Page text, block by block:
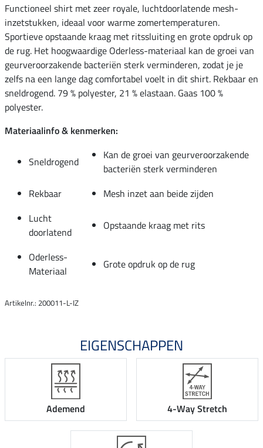
Functioneel shirt met zeer royale, luchtdoorlatende mesh-
inzetstukken, ideaal voor warme zomertemperaturen.
Sportieve opstaande kraag met ritssluiting en grote opdruk op
de rug. Het hoogwaardige Oderless-materiaal kan de groei van
geurveroorzakende bacteriën sterk verminderen, zodat je je
zelfs na een lange dag comfortabel voelt in dit shirt. Rekbaar en
sneldrogend. 79 % polyester, 21 % elastaan. Gaas 100 %
polyester.
Materiaalinfo & kenmerken:
Sneldrogend
Kan de groei van geurveroorzakende
bacteriën sterk verminderen
Rekbaar
Mesh inzet aan beide zijden
Lucht
doorlatend
Opstaande kraag met rits
Oderless-
Materiaal
Grote opdruk op de rug
Artikelnr.: 200011-L-IZ
EIGENSCHAPPEN
Ademend 4-Way Stretch